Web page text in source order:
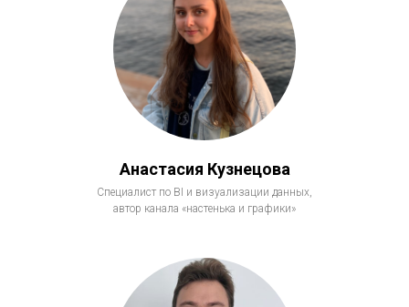
Анастасия Кузнецова
Специалист по BI и визуализации данных,
автор канала «настенька и графики»